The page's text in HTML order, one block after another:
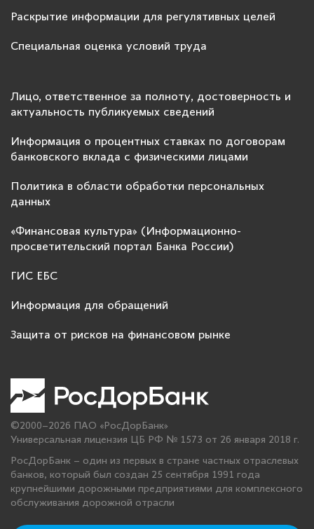
Раскрытие информации для регулятивных целей
Специальная оценка условий труда
Лицо, ответственное за полноту, достоверность и
актуальность публикуемых сведений
Информация о процентных ставках по договорам
банковского вклада с физическими лицами
Политика в области обработки персональных
данных
«Финансовая культура» (Информационно-
просветительский портал Банка России)
ГИС ЕБС
Информация для обращений
Защита от рисков на финансовом рынке
©2000–2026 ПАО «РосДорБанк»
Универсальная лицензия ЦБ РФ № 1573 от 26 января 2018 г.
РосДорБанк – один из первых в стране частных отраслевых
банков, который был создан 25 сентября 1991 года
крупнейшими дорожными предприятиями для комплексного
обслуживания дорожной отрасли